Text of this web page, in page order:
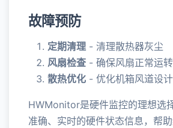
故障预防
定期清理 - 清理散热器灰尘
风扇检查 - 确保风扇正常运转
散热优化 - 优化机箱风道设计
HWMonitor是硬件监控的理想选
准确、实时的硬件状态信息，帮